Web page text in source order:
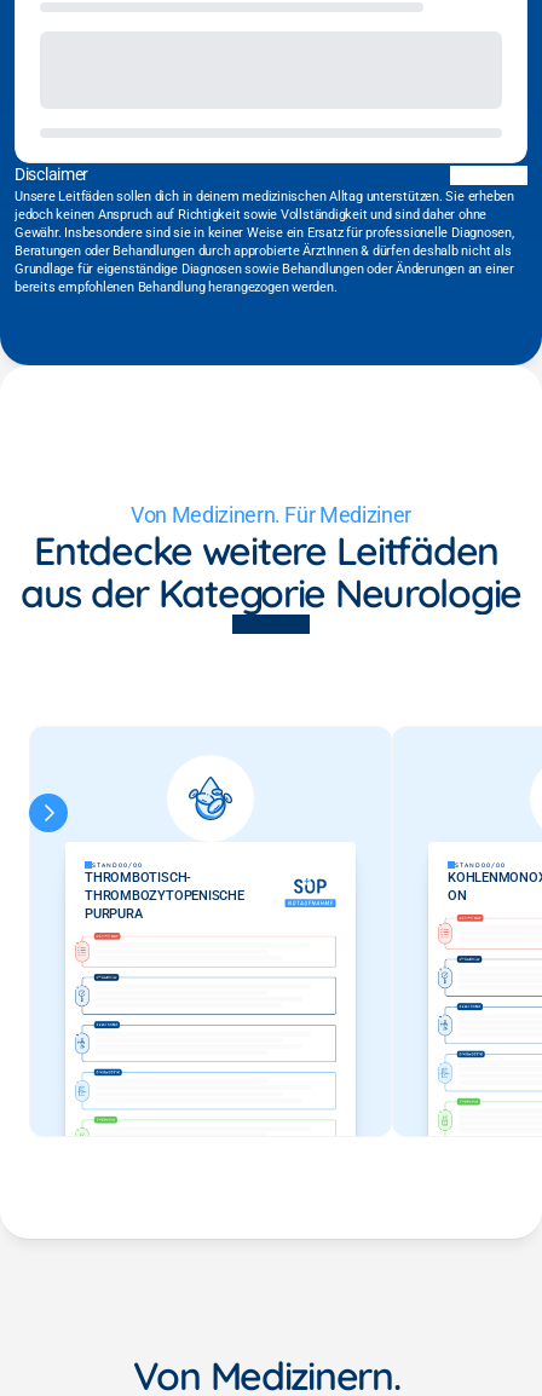
Disclaimer
Unsere Leitfäden sollen dich in deinem medizinischen Alltag unterstützen. Sie erheben
jedoch keinen Anspruch auf Richtigkeit sowie Vollständigkeit und sind daher ohne
Gewähr. Insbesondere sind sie in keiner Weise ein Ersatz für professionelle Diagnosen,
Beratungen oder Behandlungen durch approbierte ÄrztInnen & dürfen deshalb nicht als
Grundlage für eigenständige Diagnosen sowie Behandlungen oder Änderungen an einer
bereits empfohlenen Behandlung herangezogen werden.
Von Medizinern. Für Mediziner
Entdecke weitere Leitfäden
aus der Kategorie Neurologie
STAND00/00
THROMBOTISCH-
THROMBOZYTOPENISCHE
PURPURA
STAND00/00
ON
Von Medizinern.